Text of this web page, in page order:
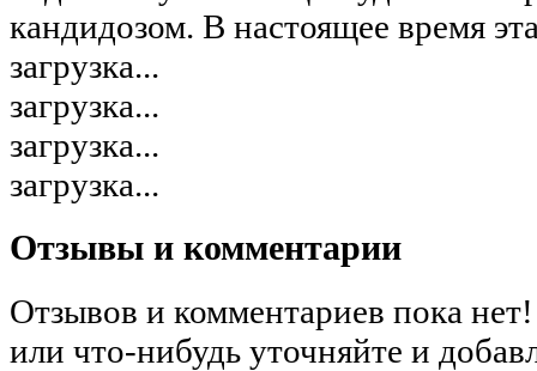
кандидозом. В настоящее время
загрузка...
загрузка...
загрузка...
загрузка...
Отзывы и комментарии
Отзывов и комментариев пока
или что-нибудь уточняйте и